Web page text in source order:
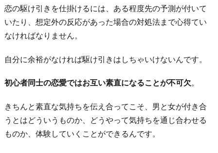
の
知
識
は
人
深
め
る
恋の駆け引きを仕掛けるには、ある程度先の予測が付いて
いたり、想定外の反応があった場合の対処法まで心得てい
なければなりません。
自分に余裕がなければ駆け引きはしちゃいけないんです。
初心者同士の恋愛ではお互い素直になることが不可欠。
きちんと素直な気持ちを伝え合ってこそ、男と女が付き合
うとはどういうものか、どうやって気持ちを通じ合わせる
ものか、体験していくことができるんです。